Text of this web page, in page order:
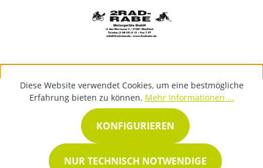
Diese Website verwendet Cookies, um eine bestmögliche
Erfahrung bieten zu können. Mehr Informationen ...
NUR TECHNISCH NOTWENDIGE
KONFIGURIEREN